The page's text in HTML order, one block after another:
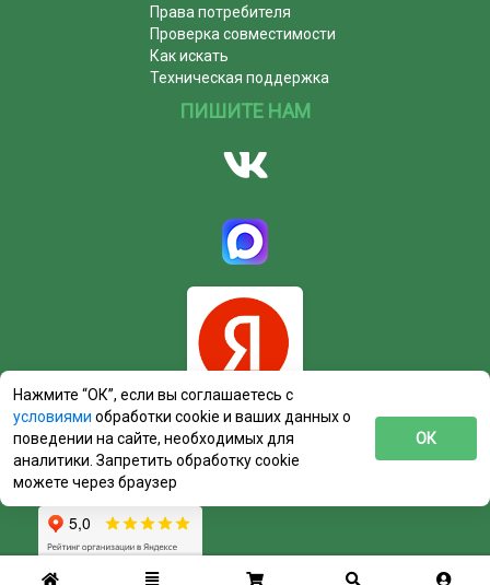
Права потребителя
Проверка совместимости
Как искать
Техническая поддержка
ПИШИТЕ НАМ
Нажмите “ОК”, если вы соглашаетесь с
условиями обработки cookie и ваших данных о
поведении на сайте, необходимых для
аналитики. Запретить обработку cookie
можете через браузер
ОК